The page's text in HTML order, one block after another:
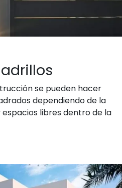
se pueden hacer
dependiendo de la
libres dentro de la